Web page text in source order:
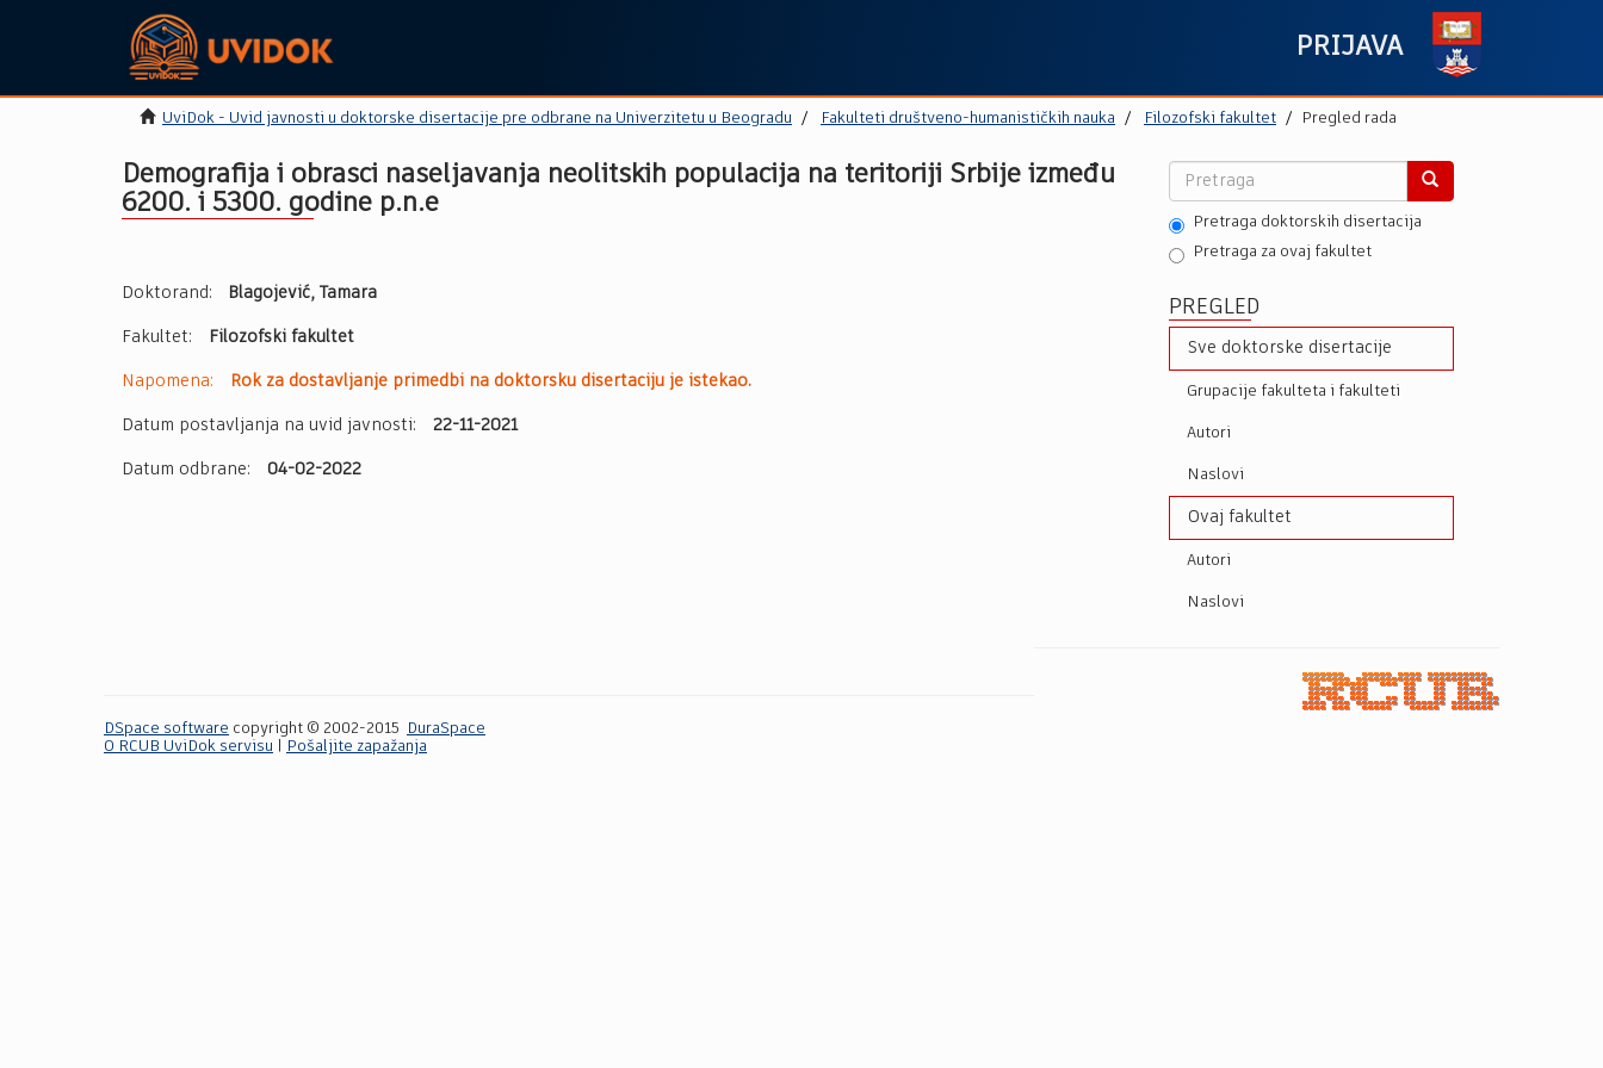
PRIJAVA
UviDok - Uvid javnosti u doktorske disertacije pre odbrane na Univerzitetu u Beogradu Fakulteti društveno-humanističkih nauka Filozofski fakultet Pregled rada
Demogrаfijа i obrаsci nаseljаvаnjа neolitskih populаcijа nа teritoriji Srbije između
6200. i 5300. godine p.n.e
Doktorand: Blagojević, Tamara
Fakultet: Filozofski fakultet
Napomena: Rok za dostavljanje primedbi na doktorsku disertaciju je istekao.
Datum postavljanja na uvid javnosti: 22-11-2021
Datum odbrane: 04-02-2022
Pretraga doktorskih disertacija
Pretraga za ovaj fakultet
PREGLED
Sve doktorske disertacije
Grupacije fakulteta i fakulteti
Autori
Naslovi
Ovaj fakultet
Autori
Naslovi
DSpace software copyright © 2002-2015
DuraSpace
O RCUB UviDok servisu
Pošaljite zapažanja